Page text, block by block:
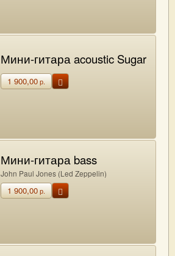
Мини-гитара acoustic Sugar
Skull
1 900,00р.
Мини-гитара bass
John Paul Jones (Led Zeppelin)
1 900,00р.